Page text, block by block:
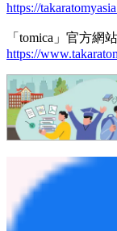
https://
「tomica」官方網站
https://